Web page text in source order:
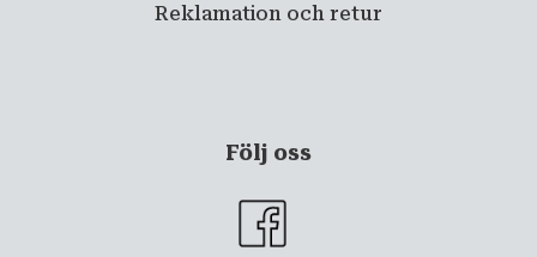
Reklamation och retur
Följ oss